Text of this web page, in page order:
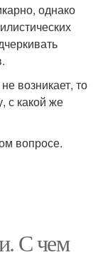
однако
возникает, то
с какой же
вопросе.
С чем